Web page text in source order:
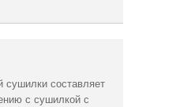
сушилки составляет
с сушилкой с